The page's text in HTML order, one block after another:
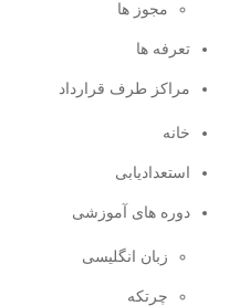
مجوز ها
تعرفه ها
مراکز طرف قرارداد
خانه
استعدادیابی
دوره های آموزشی
زبان انگلیسی
چرتکه